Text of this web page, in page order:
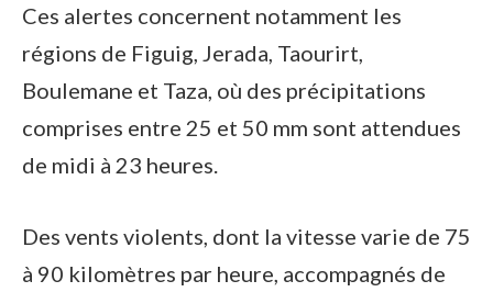
Ces alertes concernent notamment les
régions de Figuig, Jerada, Taourirt,
Boulemane et Taza, où des précipitations
comprises entre 25 et 50 mm sont attendues
de midi à 23 heures.
Des vents violents, dont la vitesse varie de 75
à 90 kilomètres par heure, accompagnés de